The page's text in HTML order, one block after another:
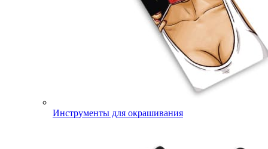
Инструменты для окрашивания